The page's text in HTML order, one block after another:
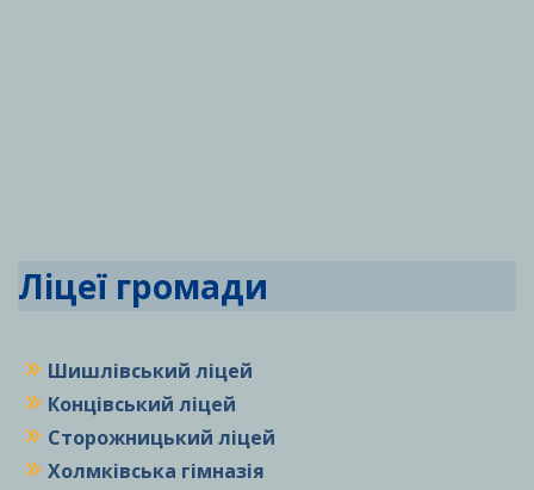
Ліцеї громади
Шишлівський ліцей
Концівський ліцей
Сторожницький ліцей
Холмківська гімназія